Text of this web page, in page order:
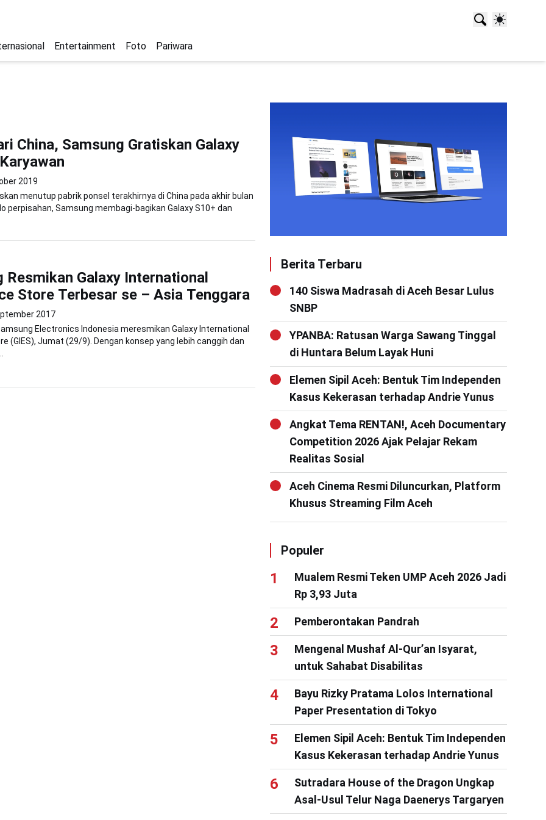
Entertainment Foto Pariwara
China, Samsung Gratiskan Galaxy
2019
menutup pabrik ponsel terakhirnya di China pada akhir bulan
perpisahan, Samsung membagi-bagikan Galaxy S10+ dan
Resmikan Galaxy International
Store Terbesar se – Asia Tenggara
2017
Electronics Indonesia meresmikan Galaxy International
(GIES), Jumat (29/9). Dengan konsep yang lebih canggih dan
Berita Terbaru
140 Siswa Madrasah di Aceh Besar Lulus
SNBP
YPANBA: Ratusan Warga Sawang Tinggal
di Huntara Belum Layak Huni
Elemen Sipil Aceh: Bentuk Tim Independen
Kasus Kekerasan terhadap Andrie Yunus
Angkat Tema RENTAN!, Aceh Documentary
Competition 2026 Ajak Pelajar Rekam
Realitas Sosial
Aceh Cinema Resmi Diluncurkan, Platform
Khusus Streaming Film Aceh
Populer
Mualem Resmi Teken UMP Aceh 2026 Jadi
Rp 3,93 Juta
Pemberontakan Pandrah
Mengenal Mushaf Al-Qur’an Isyarat,
untuk Sahabat Disabilitas
Bayu Rizky Pratama Lolos International
Paper Presentation di Tokyo
Elemen Sipil Aceh: Bentuk Tim Independen
Kasus Kekerasan terhadap Andrie Yunus
Sutradara House of the Dragon Ungkap
Asal-Usul Telur Naga Daenerys Targaryen